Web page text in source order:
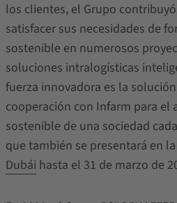
los clientes, el Grupo
satisfacer sus necesidades de
sostenible en numerosos
soluciones intralogísticas
fuerza innovadora es la
cooperación con Infarm para el
sostenible de una sociedad
que también se presentará en la
Dubái hasta el 31 de marzo de